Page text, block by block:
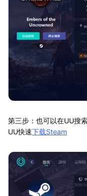
第三步：也可以在UU搜
UU快速下载Steam